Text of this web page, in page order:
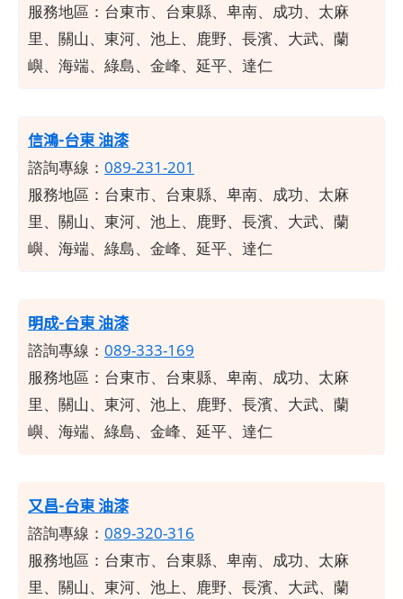
服務地區： 台東市、台東縣、卑南、成功、太麻
里、關山、東河、池上、鹿野、長濱、大武、蘭
嶼、海端、綠島、金峰、延平、達仁
信鴻-台東 油漆
諮詢專線： 089-231-201
服務地區： 台東市、台東縣、卑南、成功、太麻
里、關山、東河、池上、鹿野、長濱、大武、蘭
嶼、海端、綠島、金峰、延平、達仁
明成-台東油漆
諮詢專線： 089-333-169
服務地區： 台東市、台東縣、卑南、成功、太麻
里、關山、東河、池上、鹿野、長濱、大武、蘭
嶼、海端、綠島、金峰、延平、達仁
又昌-台東 油漆
諮詢專線： 089-320-316
服務地區： 台東市、台東縣、卑南、成功、太麻
里、關山、東河、池上、鹿野、長濱、大武、蘭